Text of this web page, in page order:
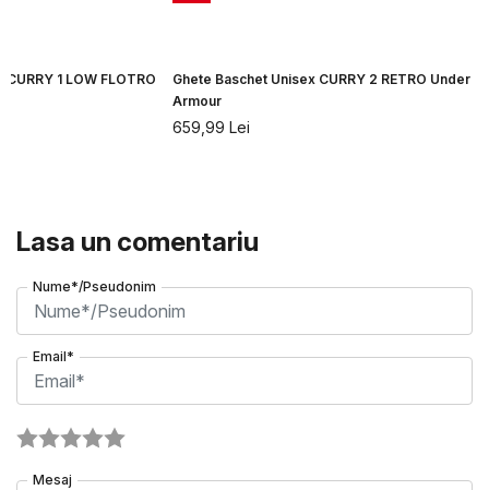
1 LOW FLOTRO
Ghete Baschet Unisex CURRY 2 RETRO Under
Armour
659,99 Lei
Lasa un comentariu
Nume*/Pseudonim
Email*
Mesaj